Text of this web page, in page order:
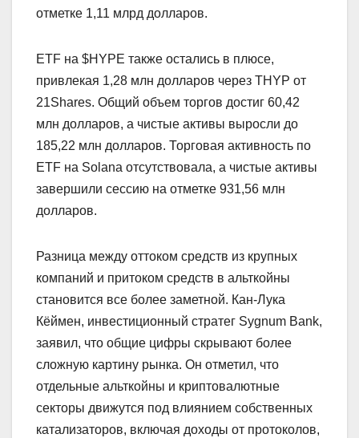
отметке 1,11 млрд долларов.
ETF на $HYPE также остались в плюсе,
привлекая 1,28 млн долларов через THYP от
21Shares. Общий объем торгов достиг 60,42
млн долларов, а чистые активы выросли до
185,22 млн долларов. Торговая активность по
ETF на Solana отсутствовала, а чистые активы
завершили сессию на отметке 931,56 млн
долларов.
Разница между оттоком средств из крупных
компаний и притоком средств в альткойны
становится все более заметной. Кан-Лука
Кёймен, инвестиционный стратег Sygnum Bank,
заявил, что общие цифры скрывают более
сложную картину рынка. Он отметил, что
отдельные альткойны и криптовалютные
секторы движутся под влиянием собственных
катализаторов, включая доходы от протоколов,